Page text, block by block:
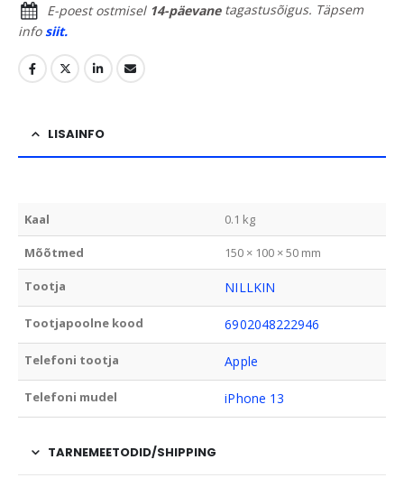
E-poest ostmisel 14-päevanetagastusõigus. Täpsem
infosiit.
LISAINFO
Kaal 0.1 kg
Mõõtmed 150 × 100 × 50 mm
Tootja NILLKIN
Tootjapoolne kood 6902048222946
Telefoni tootja Apple
Telefoni mudel iPhone 13
TARNEMEETODID/SHIPPING